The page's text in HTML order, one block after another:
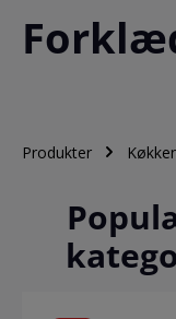
Produkter